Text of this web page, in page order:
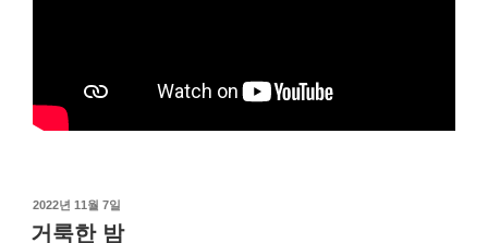
작
성
2022년 11월 7일
거룩한 밤